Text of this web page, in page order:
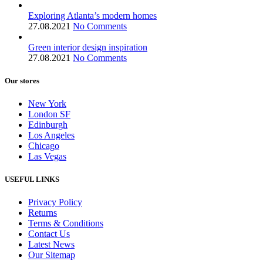
Exploring Atlanta’s modern homes
27.08.2021 No Comments
Green interior design inspiration
27.08.2021 No Comments
Our stores
New York
London SF
Edinburgh
Los Angeles
Chicago
Las Vegas
USEFUL LINKS
Privacy Policy
Returns
Terms & Conditions
Contact Us
Latest News
Our Sitemap